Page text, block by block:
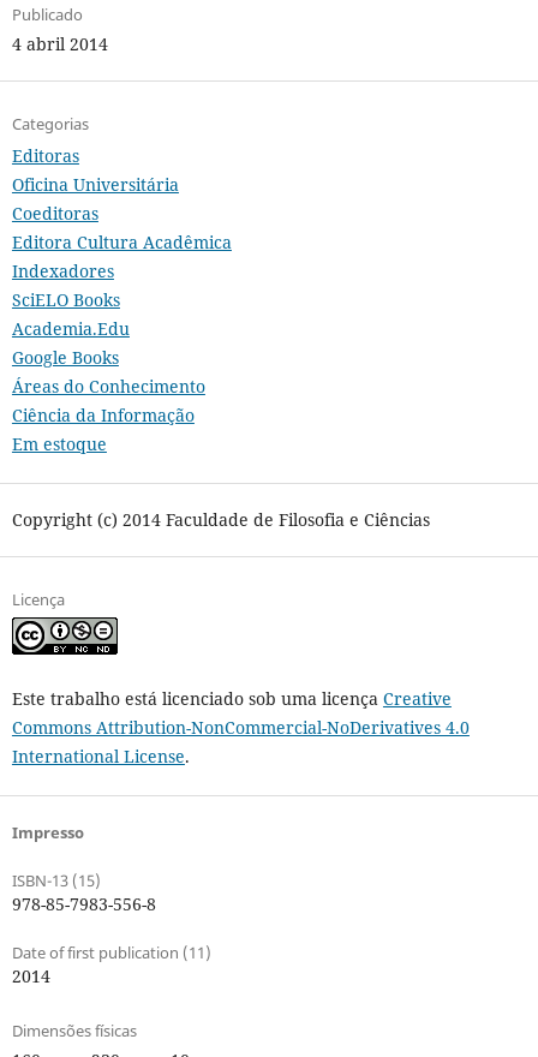
Publicado
4 abril 2014
Categorias
Editoras
Oficina Universitária
Coeditoras
Editora Cultura Acadêmica
Indexadores
SciELO Books
Academia.Edu
Google Books
Áreas do Conhecimento
Ciência da Informação
Em estoque
Copyright (c) 2014 Faculdade de Filosofia e Ciências
Licença
Este trabalho está licenciado sob uma licença Creative
Commons Attribution-NonCommercial-NoDerivatives 4.0
International License.
Impresso
ISBN-13 (15)
978-85-7983-556-8
Date of first publication (11)
2014
Dimensões físicas